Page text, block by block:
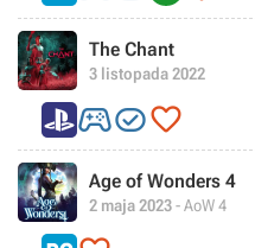
The Chant
3 listopada 2022

Age of Wonders 4
2 maja 2023- AoW 4